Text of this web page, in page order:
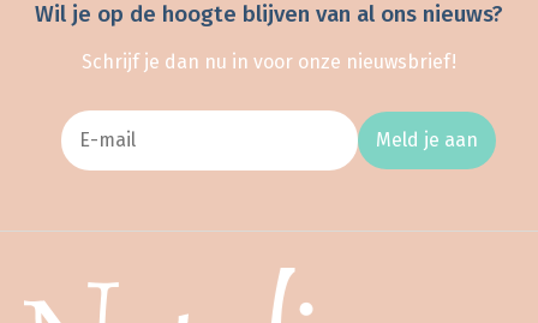
Wil je op de hoogte blijven van al ons nieuws?
Schrijf je dan nu in voor onze nieuwsbrief!
Meld je aan